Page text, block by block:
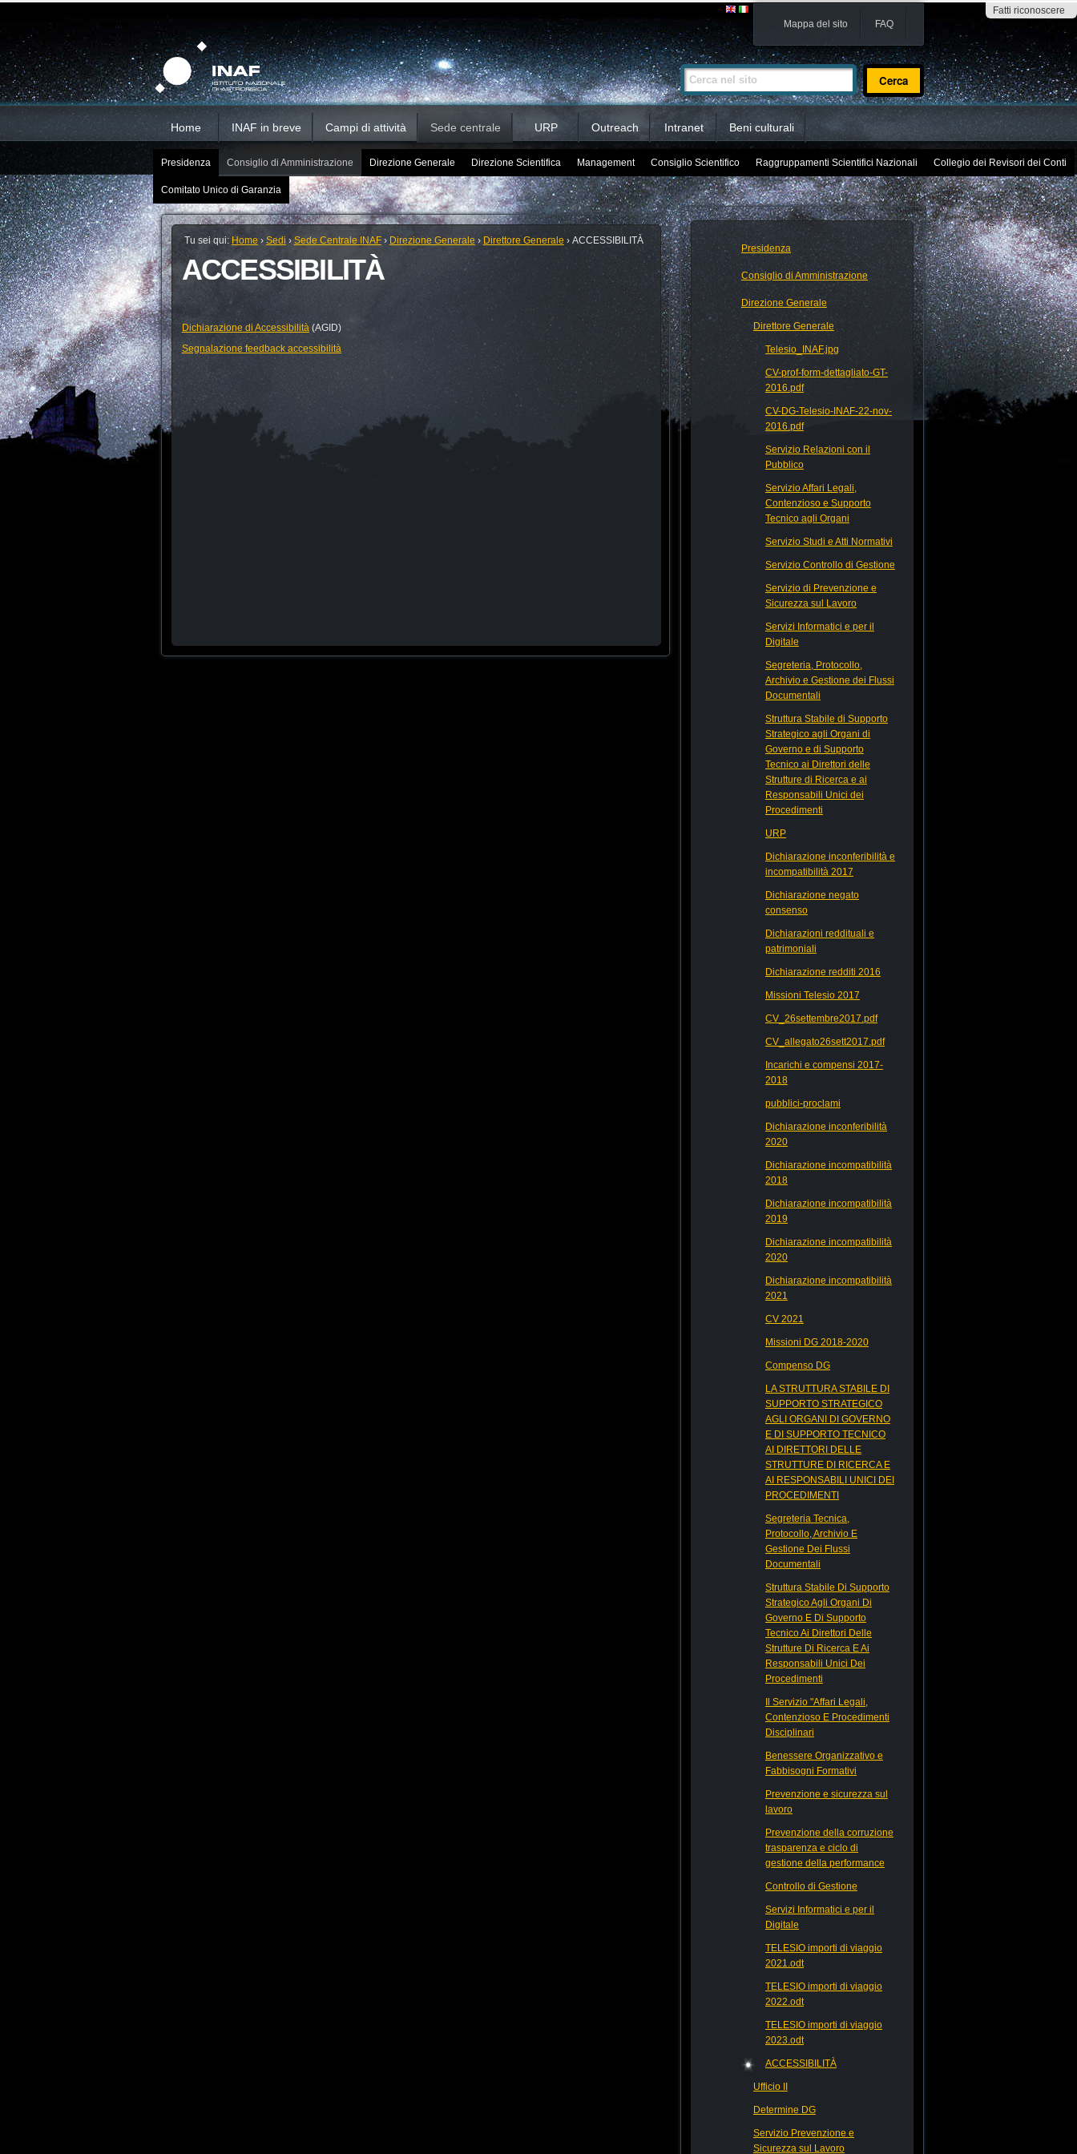
Fatti riconoscere
contenuti.
Salta
alla
navigazione
Mappa del sito FAQ
Cerca nel sito
Ricerca
avanzata…
Home INAF in breve Campi di attività Sede centrale URP Outreach Intranet Beni culturali
Presidenza Consiglio di Amministrazione Direzione Generale Direzione Scientifica Management Consiglio Scientifico Raggruppamenti Scientifici Nazionali Collegio dei Revisori dei Conti
Comitato Unico di Garanzia
Tu sei qui: Home › Sedi › Sede Centrale INAF › Direzione Generale › Direttore Generale › ACCESSIBILITÀ
ACCESSIBILITÀ
Dichiarazione di Accessibilità(AGID)
Segnalazione feedback accessibilità
Presidenza
Consiglio di Amministrazione
Direzione Generale
Direttore Generale
Telesio_INAF.jpg
CV-prof-form-dettagliato-GT-
2016.pdf
CV-DG-Telesio-INAF-22-nov-
2016.pdf
Servizio Relazioni con il
Pubblico
Servizio Affari Legali,
Contenzioso e Supporto
Tecnico agli Organi
Servizio Studi e Atti Normativi
Servizio Controllo di Gestione
Servizio di Prevenzione e
Sicurezza sul Lavoro
Servizi Informatici e per il
Digitale
Segreteria, Protocollo,
Archivio e Gestione dei Flussi
Documentali
Struttura Stabile di Supporto
Strategico agli Organi di
Governo e di Supporto
Tecnico ai Direttori delle
Strutture di Ricerca e ai
Responsabili Unici dei
Procedimenti
URP
Dichiarazione inconferibilità e
incompatibilità 2017
Dichiarazione negato
consenso
Dichiarazioni reddituali e
patrimoniali
Dichiarazione redditi 2016
Missioni Telesio 2017
CV_26settembre2017.pdf
CV_allegato26sett2017.pdf
Incarichi e compensi 2017-
2018
pubblici-proclami
Dichiarazione inconferibilità
2020
Dichiarazione incompatibilità
2018
Dichiarazione incompatibilità
2019
Dichiarazione incompatibilità
2020
Dichiarazione incompatibilità
2021
CV 2021
Missioni DG 2018-2020
Compenso DG
LA STRUTTURA STABILE DI
SUPPORTO STRATEGICO
AGLI ORGANI DI GOVERNO
E DI SUPPORTO TECNICO
AI DIRETTORI DELLE
STRUTTURE DI RICERCA E
AI RESPONSABILI UNICI DEI
PROCEDIMENTI
Segreteria Tecnica,
Protocollo, Archivio E
Gestione Dei Flussi
Documentali
Struttura Stabile Di Supporto
Strategico Agli Organi Di
Governo E Di Supporto
Tecnico Ai Direttori Delle
Strutture Di Ricerca E Ai
Responsabili Unici Dei
Procedimenti
Il Servizio "Affari Legali,
Contenzioso E Procedimenti
Disciplinari
Benessere Organizzativo e
Fabbisogni Formativi
Prevenzione e sicurezza sul
lavoro
Prevenzione della corruzione
trasparenza e ciclo di
gestione della performance
Controllo di Gestione
Servizi Informatici e per il
Digitale
TELESIO importi di viaggio
2021.odt
TELESIO importi di viaggio
2022.odt
TELESIO importi di viaggio
2023.odt
ACCESSIBILITÀ
Ufficio II
Determine DG
Servizio Prevenzione e
Sicurezza sul Lavoro